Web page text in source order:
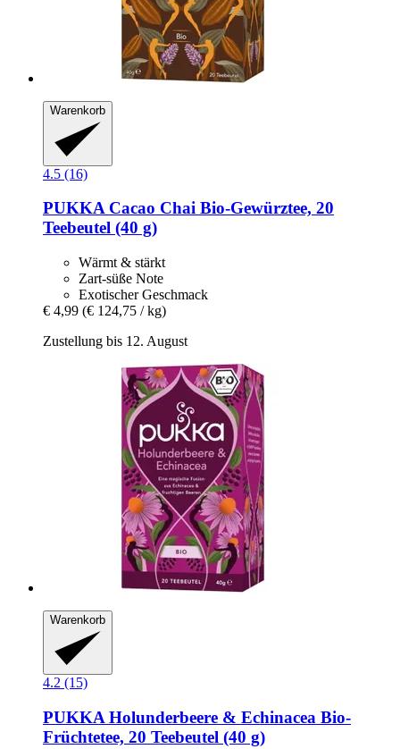
Warenkorb
4.5 (16)
PUKKACacao Chai Bio-​Gewürztee, 20
Teebeutel (40 g)
Wärmt & stärkt
Zart-süße Note
Exotischer Geschmack
€ 4,99 (€ 124,75 / kg)
Zustellung bis 12. August
Warenkorb
4.2 (15)
PUKKAHolunderbeere & Echinacea Bio-​
Früchtetee, 20 Teebeutel (40 g)